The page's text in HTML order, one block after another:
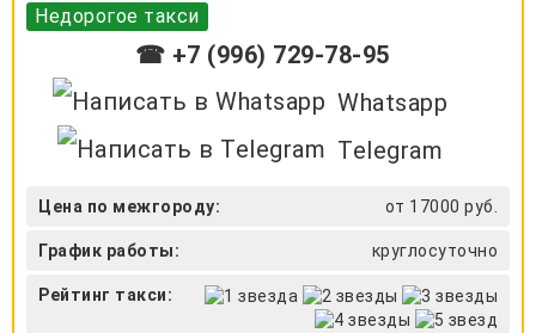
Недорогое такси
☎ +7 (996) 729-78-95
Whatsapp
Telegram
Цена по межгороду: от 17000 руб.
График работы: круглосуточно
Рейтинг такси: